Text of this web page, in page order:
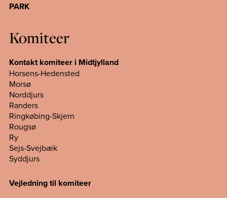
PARK
Komiteer
Kontakt komiteer i Midtjylland
Horsens-Hedensted
Morsø
Norddjurs
Randers
Ringkøbing-Skjern
Rougsø
Ry
Sejs-Svejbæk
Syddjurs
Vejledning til komiteer